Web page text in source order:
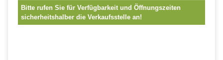
Bitte rufen Sie für Verfügbarkeit und Öffnungszeiten
sicherheitshalber die Verkaufsstelle an!